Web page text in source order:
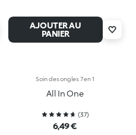
AJOUTER AU
PANIER
Soin des ongles 7 en 1
All In One
(37)
6,49 €